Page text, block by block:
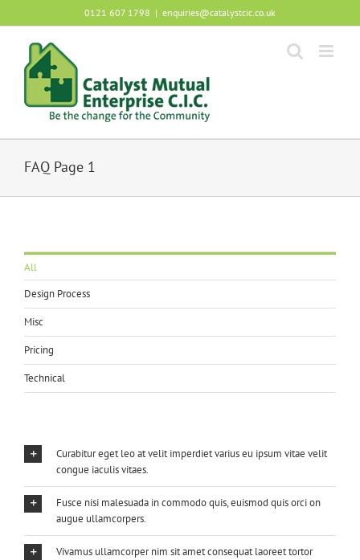
to
0121 607 1798 | enquiries@catalystcic.co.uk
FAQ Page 1
All
Design Process
Misc
Pricing
Technical
Curabitur eget leo at velit imperdiet varius eu ipsum vitae velit
congue iaculis vitaes.
Fusce nisi malesuada in commodo quis, euismod quis orci on
augue ullamcorpers.
Vivamus ullamcorper nim sit amet consequat laoreet tortor